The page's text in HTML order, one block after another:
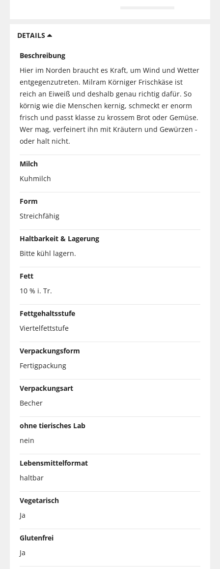
DETAILS
Beschreibung
Hier im Norden braucht es Kraft, um Wind und Wetter
entgegenzutreten. Milram Körniger Frischkäse ist
reich an Eiweiß und deshalb genau richtig dafür. So
körnig wie die Menschen kernig, schmeckt er enorm
frisch und passt klasse zu krossem Brot oder Gemüse.
Wer mag, verfeinert ihn mit Kräutern und Gewürzen -
oder halt nicht.
Milch
Kuhmilch
Form
Streichfähig
Haltbarkeit & Lagerung
Bitte kühl lagern.
Fett
10 % i. Tr.
Fettgehaltsstufe
Viertelfettstufe
Verpackungsform
Fertigpackung
Verpackungsart
Becher
ohne tierisches Lab
nein
Lebensmittelformat
haltbar
Vegetarisch
Ja
Glutenfrei
Ja